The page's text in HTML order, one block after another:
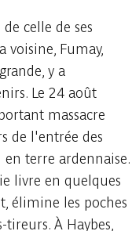
celle de ses
voisine, Fumay,
y a
Le 24 août
massacre
de l'entrée des
terre ardennaise.
livre en quelques
élimine les poches
À Haybes,